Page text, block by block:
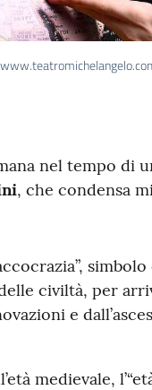
nel tempo di
, che condensa
civiltà, per
e
medievale,